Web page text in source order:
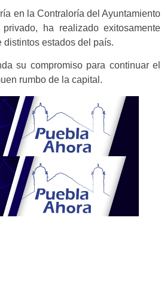
en la Contraloría del Ayuntamiento
ha realizado exitosamente
estados del país.
su compromiso para continuar el
rumbo de la capital.